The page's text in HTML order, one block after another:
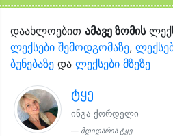
დაახლოებით ამავე ზომის
ლექსები შემოდგომაზე,
ბუნებაზე და ლექსები მზეზე
ტყე
ინგა ქორდელი
მდიდარია ტყე